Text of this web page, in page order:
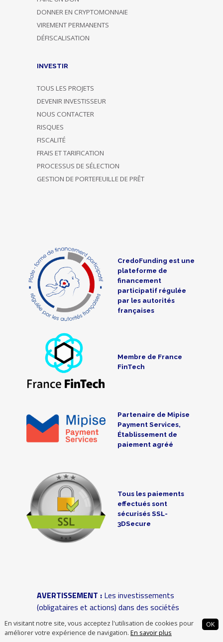
En visitant notre site, vous acceptez l'utilisation de cookies pour
améliorer votre expérience de navigation. En savoir plus
OK
DONNER EN CRYPTOMONNAIE
VIREMENT PERMANENTS
DÉFISCALISATION
INVESTIR
TOUS LES PROJETS
DEVENIR INVESTISSEUR
NOUS CONTACTER
RISQUES
FISCALITÉ
FRAIS ET TARIFICATION
PROCESSUS DE SÉLECTION
GESTION DE PORTEFEUILLE DE PRÊT
CredoFunding est une
plateforme de
financement
participatif régulée
par les autorités
françaises
Membre de France
FinTech
Partenaire de Mipise
Payment Services,
Établissement de
paiement agréé
Tous les paiements
effectués sont
sécurisés SSL-
3DSecure
AVERTISSEMENT :Les investissements
(obligataires et actions) dans des sociétés
non cotées ou des associations comportent
des risques de perte partielle ou totale du